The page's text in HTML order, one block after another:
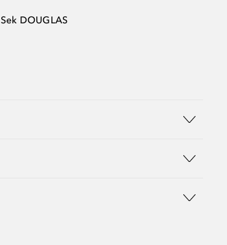
Sek DOUGLAS